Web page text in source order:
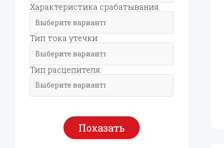
Характеристика срабатывания:
Тип тока утечки:
Тип расцепителя:
Показать